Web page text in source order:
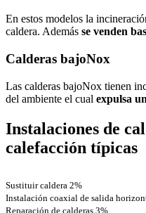
En estos modelos la
caldera. Además se venden
Calderas bajoNox
Las calderas bajoNox tienen
del ambiente el cual expulsa
Instalaciones de
calefacción típicas
Sustituir caldera 2%
Instalación coaxial de salida
Reparación de calderas 3%